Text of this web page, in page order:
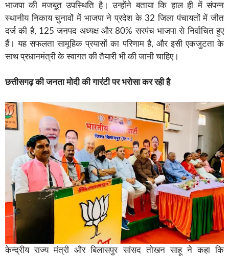
भाजपा की मजबूत उपस्थिति है। उन्होंने बताया कि हाल ही में संपन्न
स्थानीय निकाय चुनावों में भाजपा ने प्रदेश के 32 जिला पंचायतों में जीत
दर्ज की है, 125 जनपद अध्यक्ष और 80% सरपंच भाजपा से निर्वाचित हुए
हैं। यह सफलता सामूहिक प्रयासों का परिणाम है, और इसी एकजुटता के
साथ प्रधानमंत्री के स्वागत की तैयारी भी की जानी चाहिए।
छत्तीसगढ़ की जनता मोदी की गारंटी पर भरोसा कर रही है
केन्द्रीय राज्य मंत्री और बिलासपुर सांसद तोखन साहू ने कहा कि